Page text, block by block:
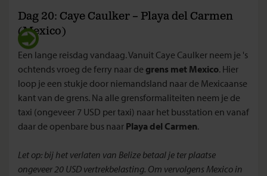
Dag 20: Caye Caulker – Playa del Carmen
(Mexico)
Een lange reisdag vandaag. Vanuit Caye Caulker neem je 's
ochtends vroeg de ferry naar de grens met Mexico. Hier
loop je een stukje door niemandsland naar de Mexicaanse
kant van de grens. Na alle grensformaliteiten neem je de
taxi (ongeveer 7 USD per taxi) naar het busstation en vanaf
daar de openbare bus naar Playa del Carmen.
Let op: bij het verlaten van Belize betaal je ter plaatse
ongeveer 20 USD vertrekbelasting. Om vervolgens Mexico in